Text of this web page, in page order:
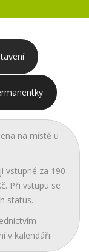
na místě u
vstupné za 190
Při vstupu se
status.
v kalendáři.